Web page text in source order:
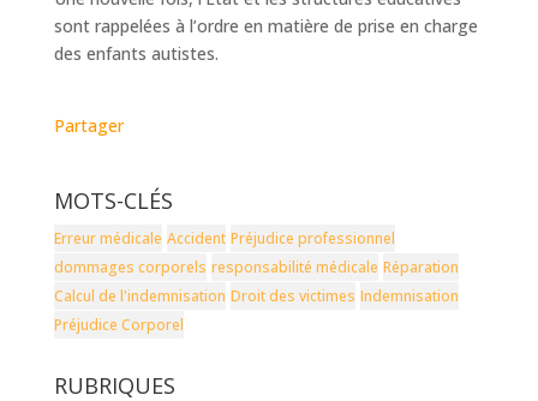
sont rappelées à l’ordre en matière de prise en charge
des enfants autistes.
Partager
MOTS-CLÉS
Erreur médicale Accident Préjudice professionnel
dommages corporels responsabilité médicale Réparation
Calcul de l'indemnisation Droit des victimes Indemnisation
Préjudice Corporel
RUBRIQUES